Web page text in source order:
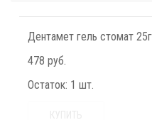
Дентамет гель стомат 25г
478 руб.
Остаток: 1 шт.